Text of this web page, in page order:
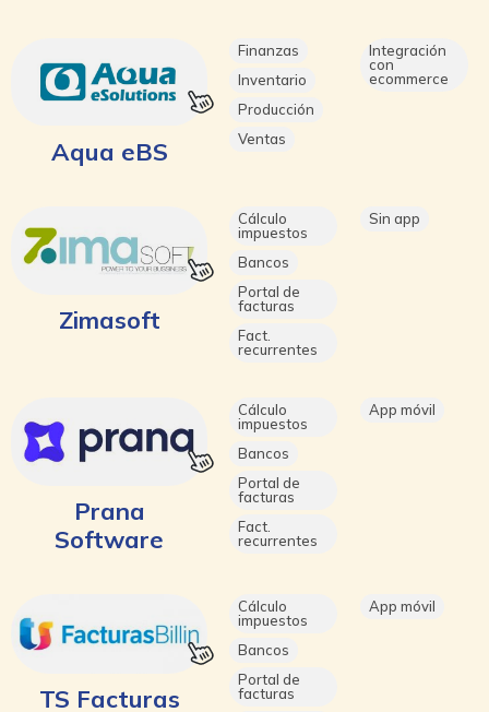
Aqua eBS
Finanzas
Inventario
Producción
Ventas
Integración
con
ecommerce
Zimasoft
Cálculo
impuestos
Bancos
Portal de
facturas
Fact.
recurrentes
Sin app
Prana
Software
Cálculo
impuestos
Bancos
Portal de
facturas
Fact.
recurrentes
App móvil
TS Facturas
Cálculo
impuestos
Bancos
Portal de
facturas
App móvil